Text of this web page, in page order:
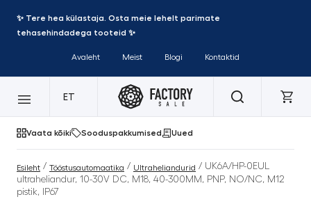
✨ Tere hea külastaja. Osta meie lehelt parimate
tehasehindadega tooteid ✨
Avaleht Meist Blogi Kontaktid
ET
Vaata kõiki Sooduspakkumised Uued
Esileht / Tööstusautomaatika / Ultraheliandurid / UK6A/HP-0EUL
ultraheliandur, 10-30V DC, M18, 40-300MM, PNP, NO/NC, M12
pistik, IP67